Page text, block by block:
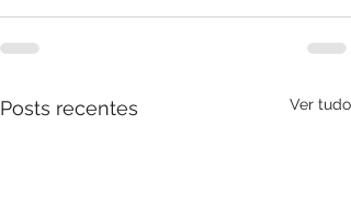
Posts recentes Ver tudo